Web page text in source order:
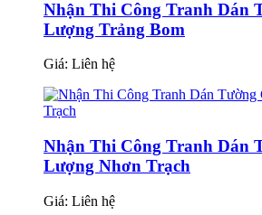
Nhận Thi Công Tranh Dán
Lượng Trảng Bom
Giá: Liên hệ
Nhận Thi Công Tranh Dán
Lượng Nhơn Trạch
Giá: Liên hệ